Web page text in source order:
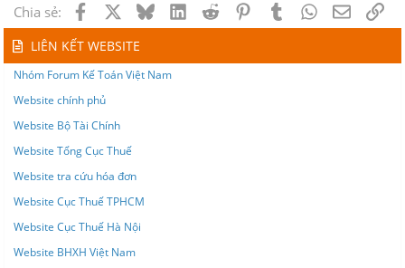
Chia sẻ: Facebook BlueskyLinkedInReddit PinterestTumblrWhatsApp
Email
LIÊN KẾT WEBSITE
Nhóm Forum Kế Toán Việt Nam
Website chính phủ
Website Bộ Tài Chính
Website Tổng Cục Thuế
Website tra cứu hóa đơn
Website Cục Thuế TPHCM
Website Cục Thuế Hà Nội
Website BHXH Việt Nam